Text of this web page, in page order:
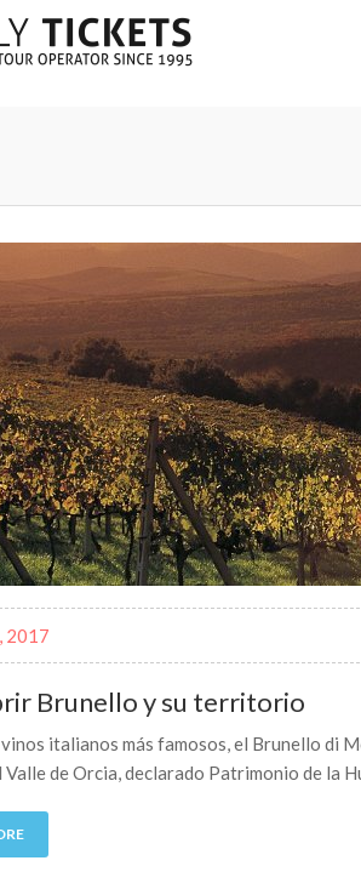
2017
Brunello y su territorio
italianos más famosos, el Brunello di
Valle de Orcia, declarado Patrimonio de la